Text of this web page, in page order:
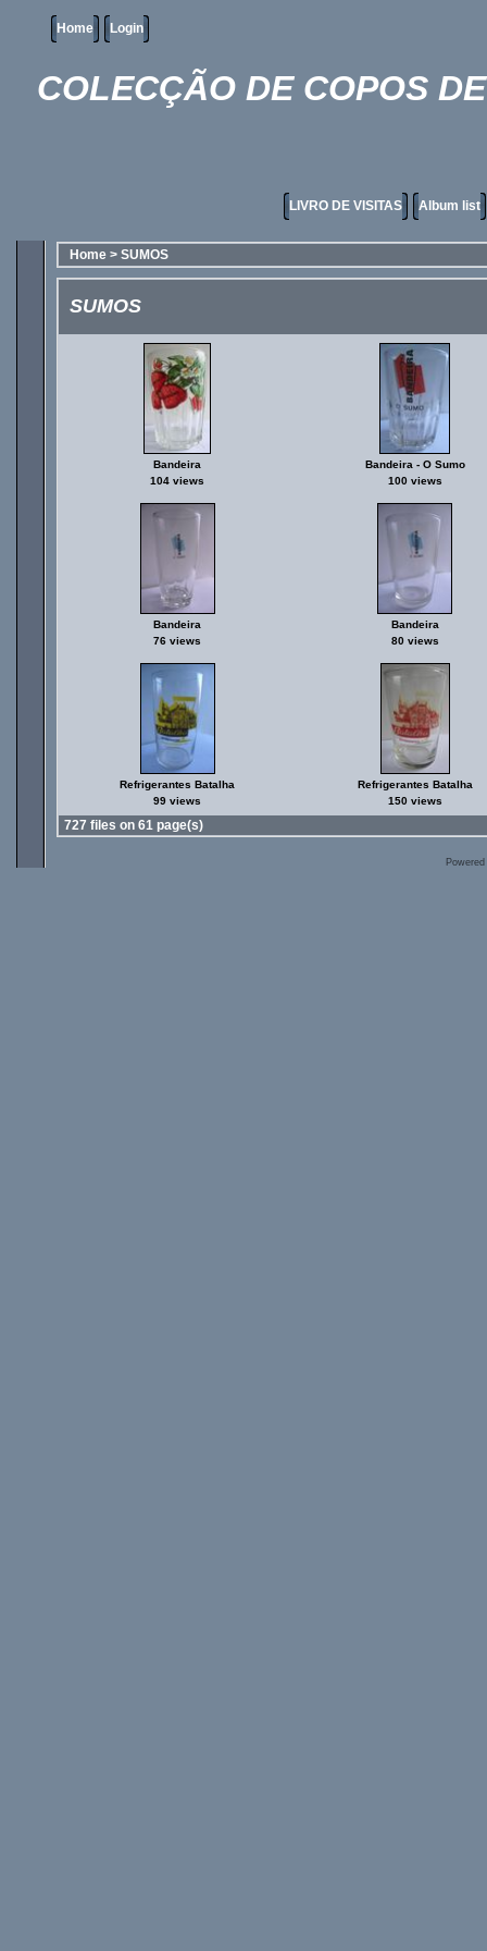
Home Login
COLECÇÃO DE COPOS
LIVRO DE VISITAS Album list
Home > SUMOS
SUMOS
Bandeira
104 views
Bandeira - O Sumo
100 views
Bandeira
76 views
Bandeira
80 views
Refrigerantes Batalha
99 views
Refrigerantes Batalha
150 views
727 files on 61 page(s)